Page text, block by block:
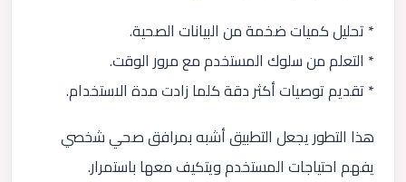
* تحليل كميات ضخمة من البيانات الصحية.
* التعلم من سلوك المستخدم مع مرور الوقت.
* تقديم توصيات أكثر دقة كلما زادت مدة الاستخدام.
هذا التطور يجعل التطبيق أشبه بمرافق صحي شخصي
يفهم احتياجات المستخدم ويتكيف معها باستمرار.